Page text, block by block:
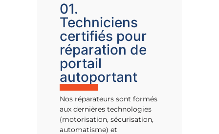
01.
Techniciens
certifiés pour
réparation de
portail
autoportant
Nos réparateurs sont formés
aux dernières technologies
(motorisation, sécurisation,
automatisme) et